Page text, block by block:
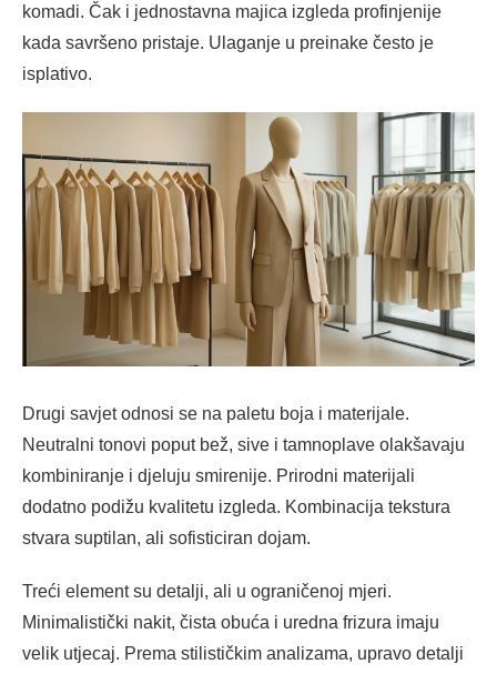
komadi. Čak i jednostavna majica izgleda profinjenije
kada savršeno pristaje. Ulaganje u preinake često je
isplativo.
Drugi savjet odnosi se na paletu boja i materijale.
Neutralni tonovi poput bež, sive i tamnoplave olakšavaju
kombiniranje i djeluju smirenije. Prirodni materijali
dodatno podižu kvalitetu izgleda. Kombinacija tekstura
stvara suptilan, ali sofisticiran dojam.
Treći element su detalji, ali u ograničenoj mjeri.
Minimalistički nakit, čista obuća i uredna frizura imaju
velik utjecaj. Prema stilističkim analizama, upravo detalji